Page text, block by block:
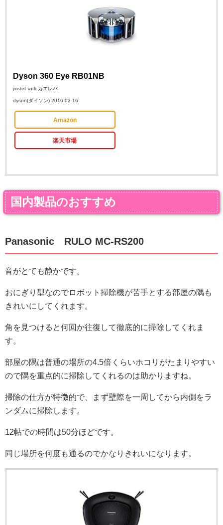
Dyson 360 Eye RB01NB
posted with カエレバ
dyson(ダイソン) 2016-02-16
Amazon
楽天市場
国内製品のおすすめ
Panasonic RULO MC-RS200
音がとても静かです。
おにぎり型なのでロボット掃除機が苦手とする部屋の隅も
きれいにしてくれます。
角を見つけると何回か往復して徹底的に掃除してくれま
す。
部屋の隅は普通の場所の4.5倍くらいホコリがたまりやすい
ので隅を重点的に掃除してくれるのは助かりますね。
掃除の仕方が特徴的で、まず壁際を一周してから内側をラ
ンダムに掃除します。
12帖での時間は50分ほどです。
同じ場所を何度も通るのでかなりきれいになります。